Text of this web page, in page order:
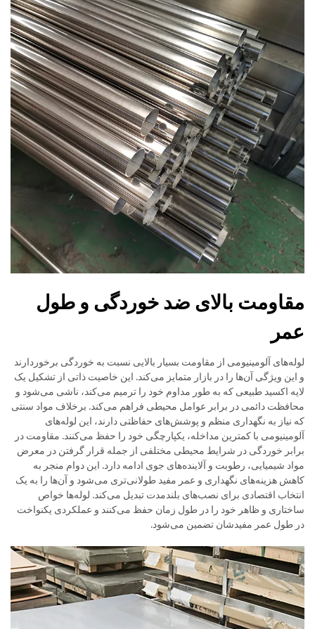
مقاومت بالای ضد خوردگی و طول
عمر
لوله‌های آلومینیومی از مقاومت بسیار بالایی نسبت به خوردگی برخوردارند
و این ویژگی آن‌ها را در بازار متمایز می‌کند. این خاصیت ذاتی از تشکیل یک
لایه اکسید طبیعی که به طور مداوم خود را ترمیم می‌کند، ناشی می‌شود و
محافظت دائمی در برابر عوامل محیطی فراهم می‌کند. برخلاف مواد سنتی
که نیاز به نگهداری منظم و پوشش‌های حفاظتی دارند، این لوله‌های
آلومینیومی با کمترین مداخله، یکپارچگی خود را حفظ می‌کنند. مقاومت در
برابر خوردگی در شرایط محیطی مختلفی از جمله قرار گرفتن در معرض
مواد شیمیایی، رطوبت و آلاینده‌های جوی ادامه دارد. این دوام منجر به
کاهش هزینه‌های نگهداری و عمر مفید طولانی‌تری می‌شود و آن‌ها را به یک
انتخاب اقتصادی برای نصب‌های بلندمدت تبدیل می‌کند. لوله‌ها خواص
ساختاری و ظاهر خود را در طول زمان حفظ می‌کنند و عملکردی یکنواخت
در طول عمر مفیدشان تضمین می‌شود.